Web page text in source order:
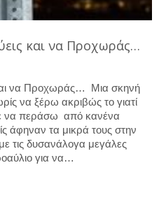
και να Προχωράς…
να Προχωράς… Mια σκηνή
να ξέρω ακριβώς το γιατί
να περάσω από κανένα
άφηναν τα μικρά τους στην
τις δυσανάλογα μεγάλες
για να…